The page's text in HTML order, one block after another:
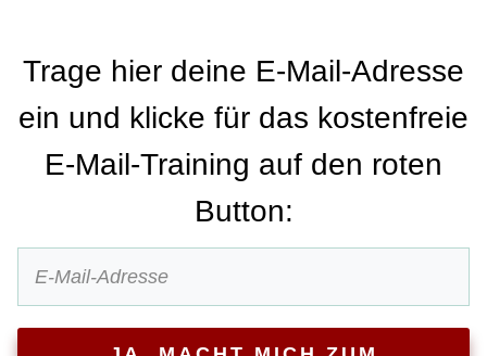
Trage hier deine E-Mail-Adresse
ein und klicke für das kostenfreie
E-Mail-Training auf den roten
Button: